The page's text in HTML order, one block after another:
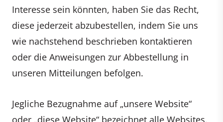
Interesse sein könnten, haben Sie das Recht,
diese jederzeit abzubestellen, indem Sie uns
wie nachstehend beschrieben kontaktieren
oder die Anweisungen zur Abbestellung in
unseren Mitteilungen befolgen.
Jegliche Bezugnahme auf „unsere Website“
oder „diese Website“ bezeichnet alle Websites,